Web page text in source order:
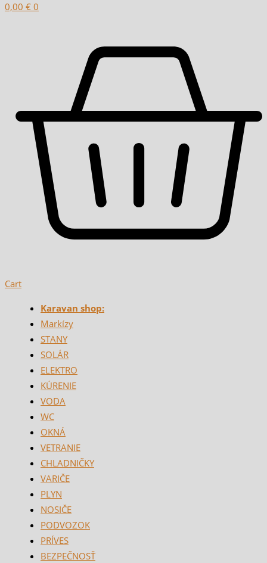
0,00 € 0
Cart
Karavan shop:
Markízy
STANY
SOLÁR
ELEKTRO
KÚRENIE
VODA
WC
OKNÁ
VETRANIE
CHLADNIČKY
VARIČE
PLYN
NOSIČE
PODVOZOK
PRÍVES
BEZPEČNOSŤ